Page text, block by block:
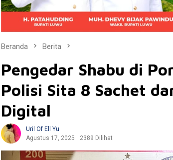
Beranda Berita
Pengedar Shabu di
Polisi Sita 8 Sachet
Digital
Uril Of Ell Yu
Agustus 17, 2025
2389 Dilihat